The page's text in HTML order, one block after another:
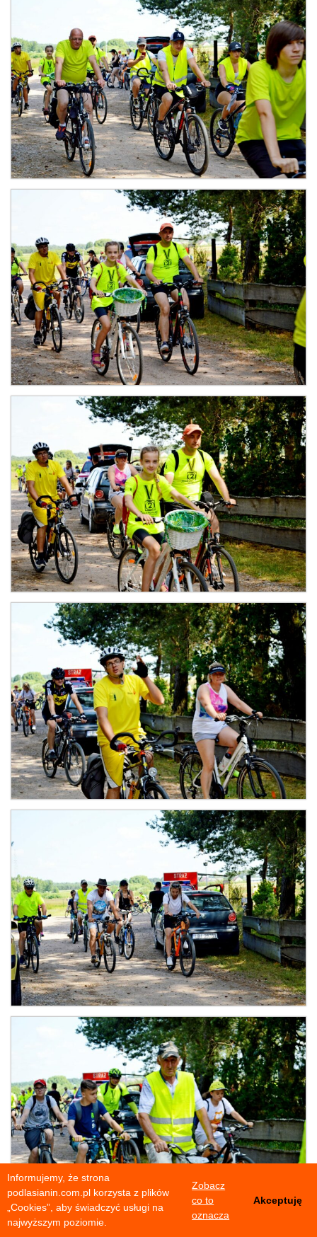
Informujemy, że strona
podlasianin.com.pl korzysta z plików
„Cookies”, aby świadczyć usługi na
najwyższym poziomie.
Zobacz
co to
oznacza
Akceptuję